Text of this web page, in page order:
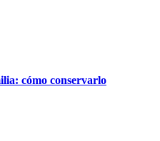
cómo conservarlo